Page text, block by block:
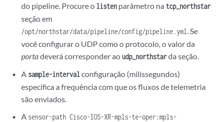
do pipeline. Procure o listen parâmetro na tcp_northstar
seção em
/opt/northstar/data/pipeline/config/pipeline.yml. Se
você configurar o UDP como o protocolo, o valor da
portadeverá corresponder ao udp_northstarda seção.
A sample-intervalconfiguração (milissegundos)
especifica a frequência com que os fluxos de telemetria
são enviados.
A sensor-path Cisco-IOS-XR-mpls-te-oper:mpls-